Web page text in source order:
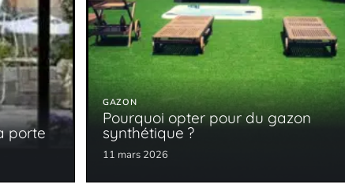
porte
GAZON
Pourquoi opter pour du gazon
synthétique ?
11 mars 2026